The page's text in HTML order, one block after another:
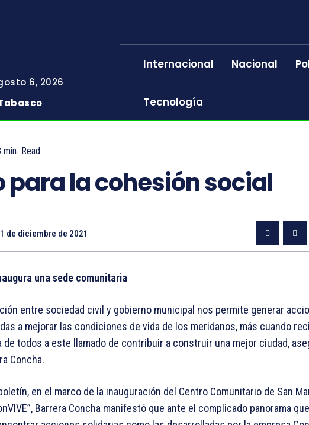
6, 2026
Internacional Nacional
Tecnología
min. Read
para la cohesión social
de diciembre de 2021
una sede comunitaria
entre sociedad civil y gobierno municipal nos permite generar
a mejorar las condiciones de vida de los meridanos, más cuando
todos a este llamado de contribuir a construir una mejor ciudad,
Concha.
en el marco de la inauguración del Centro Comunitario de San
Barrera Concha manifestó que ante el complicado panorama